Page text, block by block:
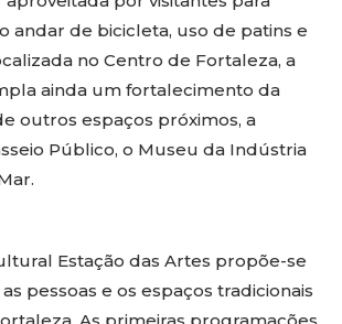
andar de bicicleta, uso de patins e
no Centro de Fortaleza, a
ainda um fortalecimento da
outros espaços próximos, a
Público, o Museu da Indústria
Estação das Artes propõe-se
pessoas e os espaços tradicionais